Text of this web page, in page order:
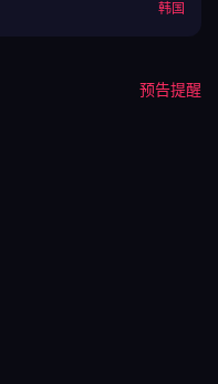
韩国
预告提醒